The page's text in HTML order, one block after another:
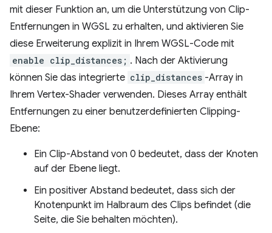
mit dieser Funktion an, um die Unterstützung von Clip-
Entfernungen in WGSL zu erhalten, und aktivieren Sie
diese Erweiterung explizit in Ihrem WGSL-Code mit
enable clip_distances; . Nach der Aktivierung
können Sie das integrierte clip_distances -Array in
Ihrem Vertex-Shader verwenden. Dieses Array enthält
Entfernungen zu einer benutzerdefinierten Clipping-
Ebene:
Ein Clip-Abstand von 0 bedeutet, dass der Knoten
auf der Ebene liegt.
Ein positiver Abstand bedeutet, dass sich der
Knotenpunkt im Halbraum des Clips befindet (die
Seite, die Sie behalten möchten).